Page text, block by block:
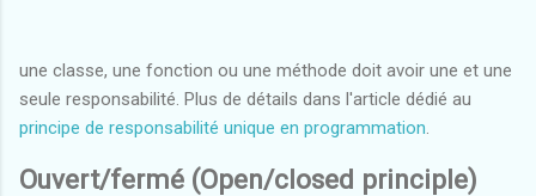
une classe, une fonction ou une méthode doit avoir une et une
seule responsabilité. Plus de détails dans l'article dédié au
principe de responsabilité unique en programmation.
Ouvert/fermé (Open/closed principle)